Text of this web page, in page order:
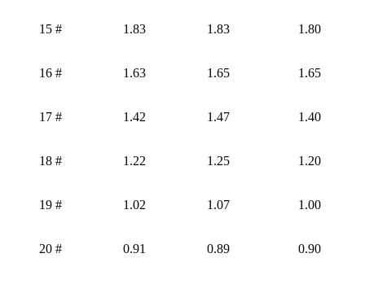
15 # 1.83 1.83 1.80
16 # 1.63 1.65 1.65
17 # 1.42 1.47 1.40
18 # 1.22 1.25 1.20
19 # 1.02 1.07 1.00
20 # 0.91 0.89 0.90